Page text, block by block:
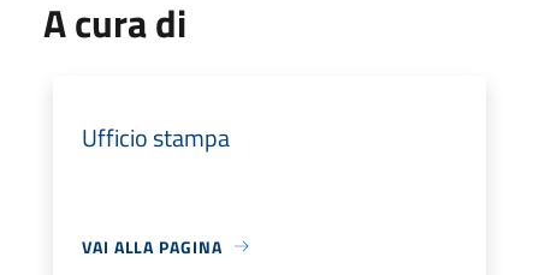
A cura di
Ufficio stampa
VAI ALLA PAGINA